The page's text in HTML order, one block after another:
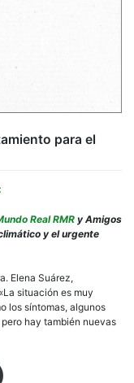
para el
Real RMR y Amigos
y el urgente
Elena Suárez,
situación es muy
los síntomas, algunos
hay también nuevas